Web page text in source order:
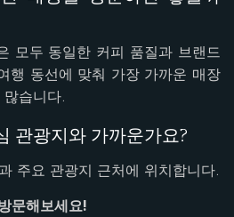
모두 동일한 커피 품질과 브랜드
행 동선에 맞춰 가장 가까운 매장
습니다.
관광지와 가까운가요?
주요 관광지 근처에 위치합니다.
문해보세요!